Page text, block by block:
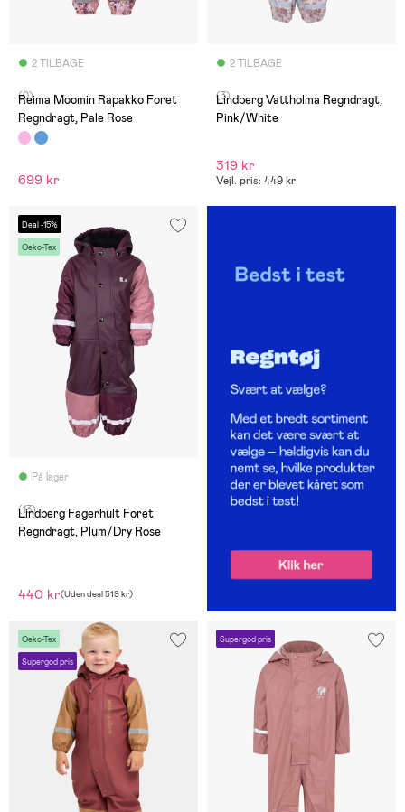
2 TILBAGE
(0)
Reima Moomin Rapakko Foret
Regndragt, Pale Rose
699 kr
2 TILBAGE
(3)
Lindberg Vattholma Regndragt,
Pink/White
319 kr
Vejl. pris: 449 kr
Deal -15%
Oeko-Tex
På lager
(13)
Lindberg Fagerhult Foret
Regndragt, Plum/Dry Rose
440 kr(Uden deal519 kr)
Oeko-Tex
Supergod pris
Supergod pris